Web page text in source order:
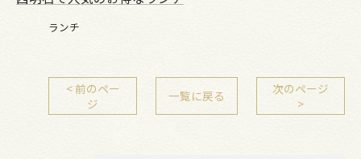
ランチ
< 前のペー
ジ
一覧に戻る
次のページ
>